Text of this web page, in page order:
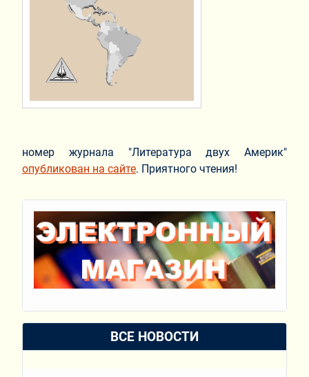
номер журнала "Литература двух Америк"
опубликован на сайте. Приятного чтения!
ВСЕ НОВОСТИ